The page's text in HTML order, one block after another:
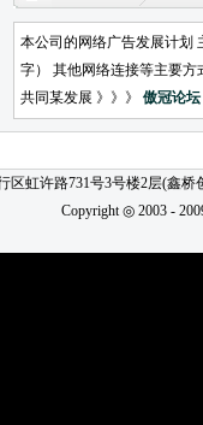
本公司的网络广告发展计划
字） 其他网络连接等主要
共同某发展 》》》 傲冠论坛
区虹许路731号3号楼2层(鑫
Copyright ◎ 2003 -